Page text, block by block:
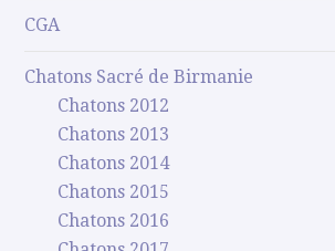
CGA
Chatons Sacré de Birmanie
Chatons 2012
Chatons 2013
Chatons 2014
Chatons 2015
Chatons 2016